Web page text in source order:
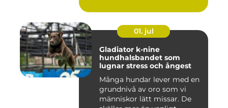
01. jul
Gladiator k-nine
hundhalsbandet som
lugnar stress och ångest
Många hundar lever med en
grundnivå av oro som vi
människor lätt missar. De